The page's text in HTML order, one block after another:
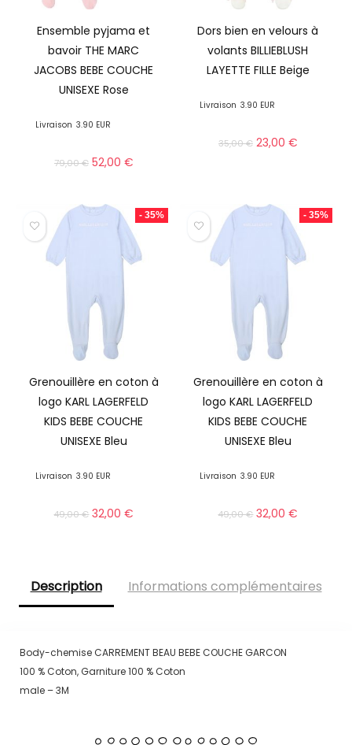
Ensemble pyjama et
bavoir THE MARC
JACOBS BEBE COUCHE
UNISEXE Rose
Livraison 3.90 EUR
79,00€ 52,00 €
Dors bien en velours à
volants BILLIEBLUSH
LAYETTE FILLE Beige
Livraison 3.90 EUR
35,00€ 23,00 €
- 35%
Grenouillère en coton à
logo KARL LAGERFELD
KIDS BEBE COUCHE
UNISEXE Bleu
Livraison 3.90 EUR
49,00€ 32,00€
- 35%
Grenouillère en coton à
logo KARL LAGERFELD
KIDS BEBE COUCHE
UNISEXE Bleu
Livraison 3.90 EUR
49,00€ 32,00€
Description Informations complémentaires
Body-chemise CARREMENT BEAU BEBE COUCHE GARCON
100 % Coton, Garniture 100 % Coton
male – 3M